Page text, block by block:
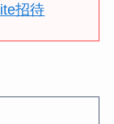
招待